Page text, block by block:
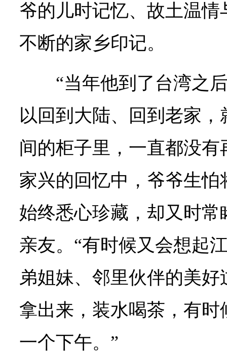
爷的儿时记忆、故土温
不断的家乡印记。
“当年他到了台湾之
以回到大陆、回到老家
间的柜子里，一直都没有
家兴的回忆中，爷爷生
始终悉心珍藏，却又时
亲友。“有时候又会想起
弟姐妹、邻里伙伴的美
拿出来，装水喝茶，有
一个下午。”